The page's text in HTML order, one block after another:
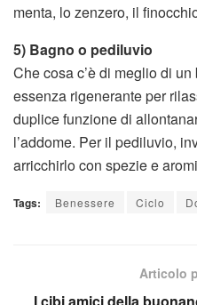
menta, lo zenzero, il
5) Bagno o pediluvio
Che cosa c’è di meglio di
essenza rigenerante per
duplice funzione di
l’addome. Per il pediluvio,
arricchirlo con spezie e
Tags: Benessere Ciclo
Articolo
I cibi amici della